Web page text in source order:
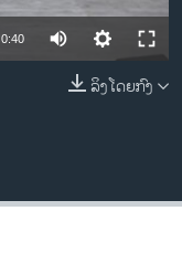
0:40
ລິງໂດຍກົງ